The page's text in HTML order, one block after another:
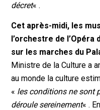
décret« .
Cet après-midi, les
l’orchestre de
sur les marches du
Ministre de la Culture a
au monde la culture
« les conditions ne sont
déroule sereinement« .